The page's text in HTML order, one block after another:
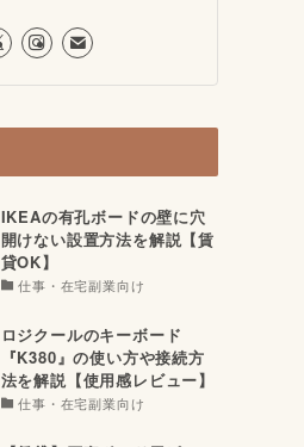
IKEAの有孔ボードの壁に穴
開けない設置方法を解説【賃
貸OK】
仕事・在宅副業向け
ロジクールのキーボード
『K380』の使い方や接続方
法を解説【使用感レビュー】
仕事・在宅副業向け